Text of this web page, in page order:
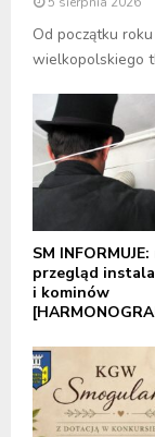
Od początku
wielkopolskiego
SM
przegląd
i kominów